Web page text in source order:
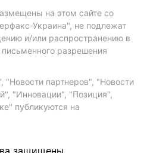
на этом сайте со
Украина", не подлежат
и/или распространению в
разрешения
партнеров", "Новости
"Инновации", "Позиция",
публикуются на
защищены.